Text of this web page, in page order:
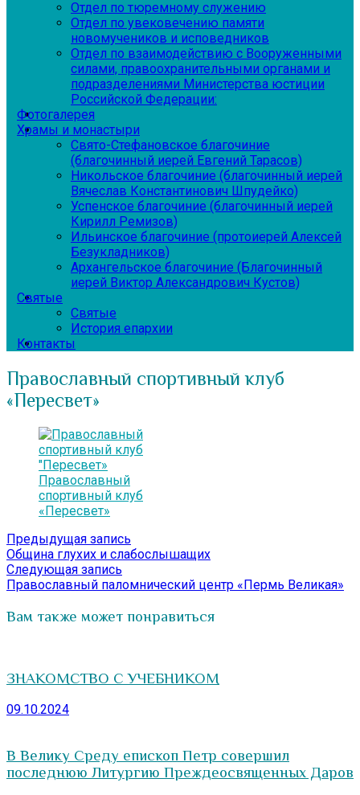
Отдел по тюремному служению
Отдел по увековечению памяти
новомучеников и исповедников
Отдел по взаимодействию с Вооруженными
силами, правоохранительными органами и
подразделениями Министерства юстиции
Российской Федерации:
Фотогалерея
Храмы и монастыри
Свято-Стефановское благочиние
(благочинный иерей Евгений Тарасов)
Никольское благочиние (благочинный иерей
Вячеслав Константинович Шпудейко)
Успенское благочиние (благочинный иерей
Кирилл Ремизов)
Ильинское благочиние (протоиерей Алексей
Безукладников)
Архангельское благочиние (Благочинный
иерей Виктор Александрович Кустов)
Святые
Святые
История епархии
Контакты
Православный спортивный клуб
«Пересвет»
Православный
спортивный клуб
«Пересвет»
Навигация
по
записям
Предыдущая запись
запись:
Община глухих и слабослышащих
Следующая запись
запись:
Православный паломнический центр «Пермь Великая»
Вам также может понравиться
ЗНАКОМСТВО С УЧЕБНИКОМ
09.10.2024
В Велику Среду епископ Петр совершил
последнюю Литургию Преждеосвященных Даров